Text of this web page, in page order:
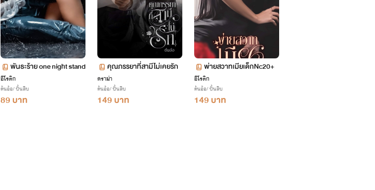
พันธะร้าย one night stand
อีโรติก
ต้นอ้อ/ ปั้นสิบ
89 บาท
คุณภรรยาที่สามีไม่เคยรัก
ดราม่า
ต้นอ้อ/ ปั้นสิบ
149 บาท
พ่ายสวาทเมียเด็กNc20+
อีโรติก
ต้นอ้อ/ ปั้นสิบ
149 บาท